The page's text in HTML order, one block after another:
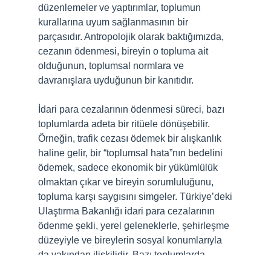
düzenlemeler ve yaptırımlar, toplumun
kurallarına uyum sağlanmasının bir
parçasıdır. Antropolojik olarak baktığımızda,
cezanın ödenmesi, bireyin o topluma ait
olduğunun, toplumsal normlara ve
davranışlara uyduğunun bir kanıtıdır.
İdari para cezalarının ödenmesi süreci, bazı
toplumlarda adeta bir ritüele dönüşebilir.
Örneğin, trafik cezası ödemek bir alışkanlık
haline gelir, bir “toplumsal hata”nın bedelini
ödemek, sadece ekonomik bir yükümlülük
olmaktan çıkar ve bireyin sorumluluğunu,
topluma karşı saygısını simgeler. Türkiye’deki
Ulaştırma Bakanlığı idari para cezalarının
ödenme şekli, yerel geleneklerle, şehirleşme
düzeyiyle ve bireylerin sosyal konumlarıyla